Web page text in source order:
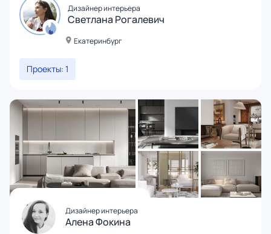
Дизайнер интерьера
Светлана Рогалевич
Екатеринбург
Проекты: 1
Дизайнер интерьера
Алена Фокина